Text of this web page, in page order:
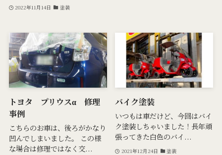
2022年11月14日 塗装
トヨタ プリウスα 修理
事例
こちらのお車は、後ろがかなり
凹んでしまいました。 この様
な場合は修理ではなく交...
バイク塗装
いつもは車だけど、今回はバイ
ク塗装しちゃいました！長年頑
張ってきた白色のバイ...
2021年12月24日 塗装